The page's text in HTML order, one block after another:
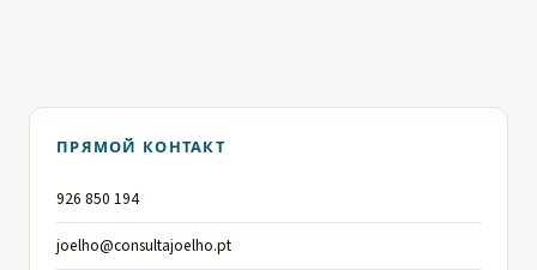
ПРЯМОЙ КОНТАКТ
926 850 194
joelho@consultajoelho.pt